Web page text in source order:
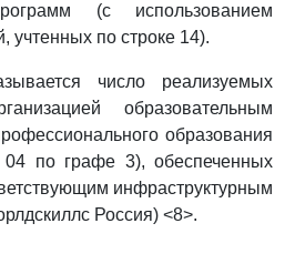
(с использованием
учтенных по строке 14).
число реализуемых
образовательным
образования
по графе 3), обеспеченных
инфраструктурным
Россия) <8>.